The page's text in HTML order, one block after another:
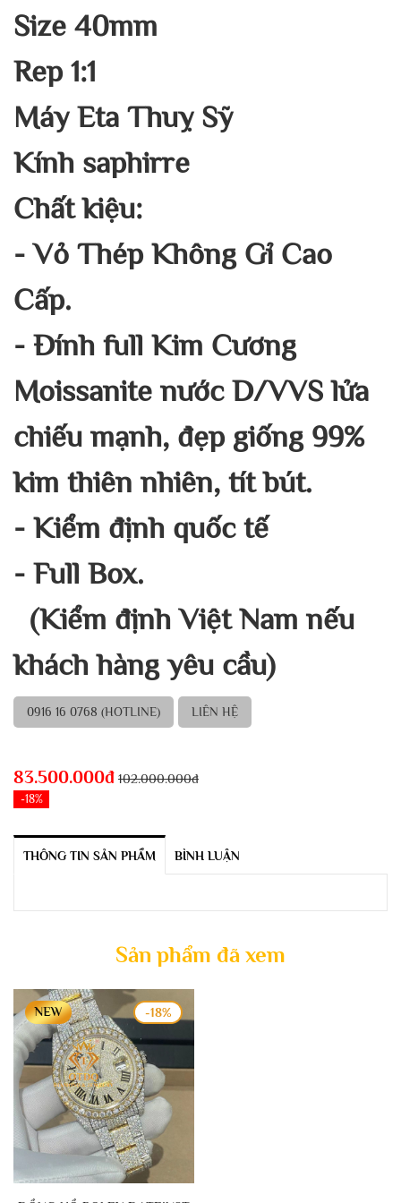
Size 40mm
Rep 1:1
Máy Eta Thuỵ Sỹ
Kính saphirre
Chất kiệu:
- Vỏ Thép Không Gỉ Cao
Cấp.
- Đính full Kim Cương
Moissanite nước D/VVS lửa
chiếu mạnh, đẹp giống 99%
kim thiên nhiên, tít bút.
- Kiểm định quốc tế
- Full Box.
(Kiểm định Việt Nam nếu
khách hàng yêu cầu)
0916 16 0768 (HOTLINE) LIÊN HỆ
83.500.000đ 102.000.000đ
-18%
THÔNG TIN SẢN PHẨM BÌNH LUẬN
Sản phẩm đã xem
-18%